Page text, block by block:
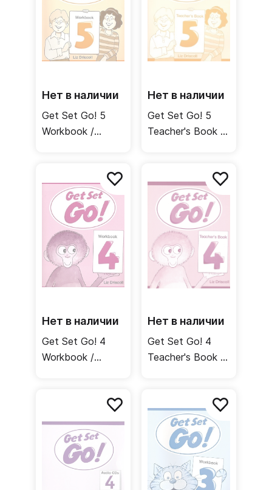
Нет в наличии
Get Set Go! 5
Workbook /
Нет в наличии
Get Set Go! 5
Teacher's Book /
Нет в наличии
Get Set Go! 4
Workbook /
Нет в наличии
Get Set Go! 4
Teacher's Book /